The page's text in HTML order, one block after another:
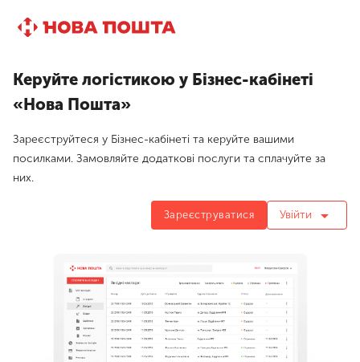
Керуйте логістикою у Бізнес-кабінеті
«Нова Пошта»
Зареєструйтеся у Бізнес-кабінеті та керуйте вашими
посилками. Замовляйте додаткові послуги та сплачуйте за
них.
Зареєструватися Увійти arrow_drop_down